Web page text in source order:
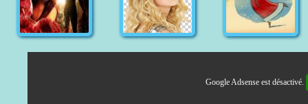
Google Adsense est désactivé.